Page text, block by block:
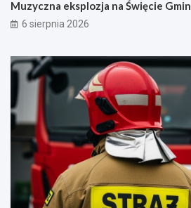
Muzyczna eksplozja na Święcie
6 sierpnia 2026